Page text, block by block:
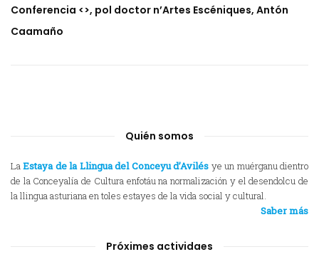
Conferencia <>, pol doctor n’Artes Escéniques, Antón
Caamaño
Quién somos
LaEstaya de la Llingua del Conceyu d’Avilés ye un muérganu dientro
de la Conceyalía de Cultura enfotáu na normalización y el desendolcu de
la llingua asturiana en toles estayes de la vida social y cultural.
Saber más
Próximes actividaes